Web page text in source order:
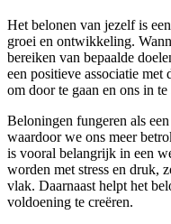
Het belonen van jezelf is
groei en ontwikkeling.
bereiken van bepaalde
een positieve associatie
om door te gaan en ons in
Beloningen fungeren als
waardoor we ons meer
is vooral belangrijk in een
worden met stress en druk,
vlak. Daarnaast helpt het
voldoening te creëren.